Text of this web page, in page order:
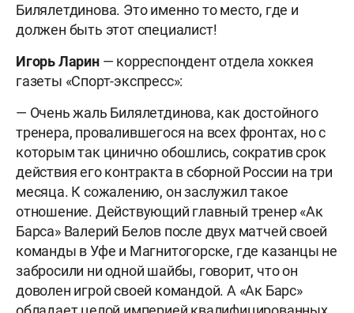
Билялетдинова. Это именно то место, где и
должен быть этот специалист!
Игорь Ларин— корреспондент отдела хоккея
газеты «Спорт-экспресс»:
— Очень жаль Билялетдинова, как достойного
тренера, провалившегося на всех фронтах, но с
которым так цинично обошлись, сократив срок
действия его контракта в сборной России на три
месяца. К сожалению, он заслужил такое
отношение. Действующий главный тренер «Ак
Барса» Валерий Белов после двух матчей своей
команды в Уфе и Магнитогорске, где казанцы не
забросили ни одной шайбы, говорит, что он
доволен игрой своей командой. А «Ак Барс»